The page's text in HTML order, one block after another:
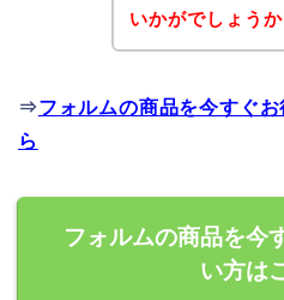
いかがでしょうか
⇒フォルムの商品を今すぐ
ら
フォルムの商品を今
い方は